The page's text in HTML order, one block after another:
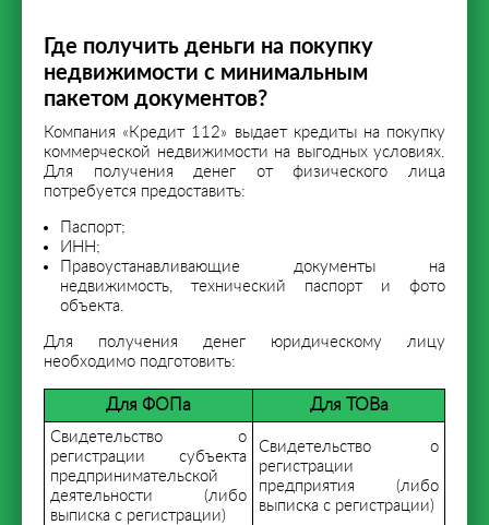
Где получить деньги на покупку
недвижимости с минимальным
пакетом документов?
Компания «Кредит 112» выдает кредиты на покупку
коммерческой недвижимости на выгодных условиях.
Для получения денег от физического лица
потребуется предоставить:
Паспорт;
ИНН;
Правоустанавливающие документы на
недвижимость, технический паспорт и фото
объекта.
Для получения денег юридическому лицу
необходимо подготовить:
Для ФОПа Для ТОВа
Свидетельство о
регистрации субъекта
предпринимательской
деятельности (либо
выписка с регистрации)
Свидетельство о
регистрации
предприятия (либо
выписка с регистрации)